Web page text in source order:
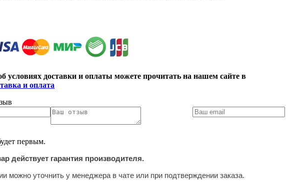
условиях доставки и оплаты можете прочитать на нашем сайте в
и оплата
первым.
действует гарантия производителя.
можно уточнить у менеджера в чате или при подтверждении заказа.